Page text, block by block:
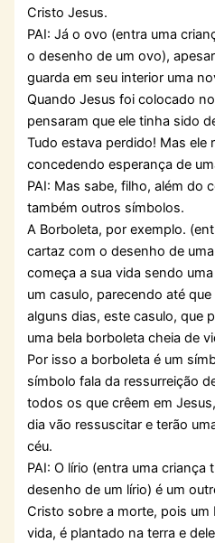
Cristo Jesus.
PAI: Já o ovo (entra uma
o desenho de um ovo),
guarda em seu interior uma
Quando Jesus foi colocado
pensaram que ele tinha sido
Tudo estava perdido! Mas ele
concedendo esperança de
PAI: Mas sabe, filho, além do
também outros símbolos.
A Borboleta, por exemplo.
cartaz com o desenho de
começa a sua vida sendo
um casulo, parecendo até
alguns dias, este casulo, que
uma bela borboleta cheia de
Por isso a borboleta é um
símbolo fala da ressurreição
todos os que crêem em
dia vão ressuscitar e terão
céu.
PAI: O lírio (entra uma
desenho de um lírio) é um
Cristo sobre a morte, pois um
vida, é plantado na terra e